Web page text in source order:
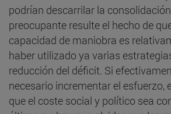
podrían descarrilar la
preocupante resulte el hecho de
capacidad de maniobra es
haber utilizado ya varias
reducción del déficit. Si
necesario incrementar el esfuerzo,
que el coste social y político sea